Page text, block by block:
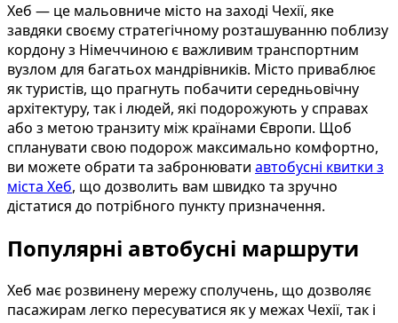
Хеб — це мальовниче місто на заході Чехії, яке
завдяки своєму стратегічному розташуванню поблизу
кордону з Німеччиною є важливим транспортним
вузлом для багатьох мандрівників. Місто приваблює
як туристів, що прагнуть побачити середньовічну
архітектуру, так і людей, які подорожують у справах
або з метою транзиту між країнами Європи. Щоб
спланувати свою подорож максимально комфортно,
ви можете обрати та забронювати автобусні квитки з
міста Хеб, що дозволить вам швидко та зручно
дістатися до потрібного пункту призначення.
Популярні автобусні маршрути
Хеб має розвинену мережу сполучень, що дозволяє
пасажирам легко пересуватися як у межах Чехії, так і